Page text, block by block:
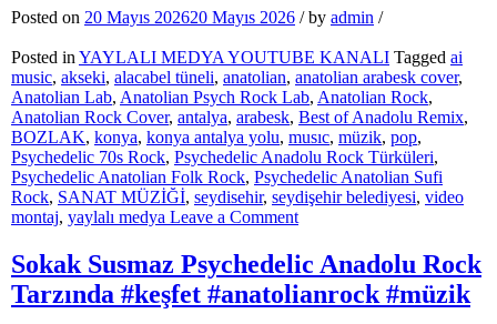
#keşfet
#trap
#arabic
#arabesk
#anatolianrock
Posted on 20 Mayıs 202620 Mayıs 2026 /by admin /
Posted in YAYLALI MEDYA YOUTUBE KANALI Tagged ai
music, akseki, alacabel tüneli, anatolian, anatolian arabesk cover,
Anatolian Lab, Anatolian Psych Rock Lab, Anatolian Rock,
Anatolian Rock Cover, antalya, arabesk, Best of Anadolu Remix,
BOZLAK, konya, konya antalya yolu, musıc, müzik, pop,
Psychedelic 70s Rock, Psychedelic Anadolu Rock Türküleri,
Psychedelic Anatolian Folk Rock, Psychedelic Anatolian Sufi
Rock, SANAT MÜZİĞİ, seydisehir, seydişehir belediyesi, video
montaj, yaylalı medya Leave a Commenton
Geçer
TRAP
arabesk
Sokak Susmaz Psychedelic Anadolu Rock
Tarzında #keşfet #anatolianrock #müzik